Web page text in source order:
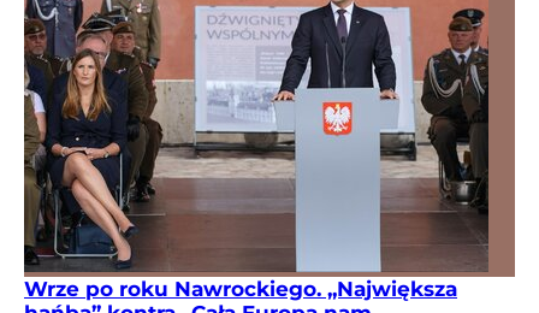
Wrze po roku Nawrockiego. „Największa